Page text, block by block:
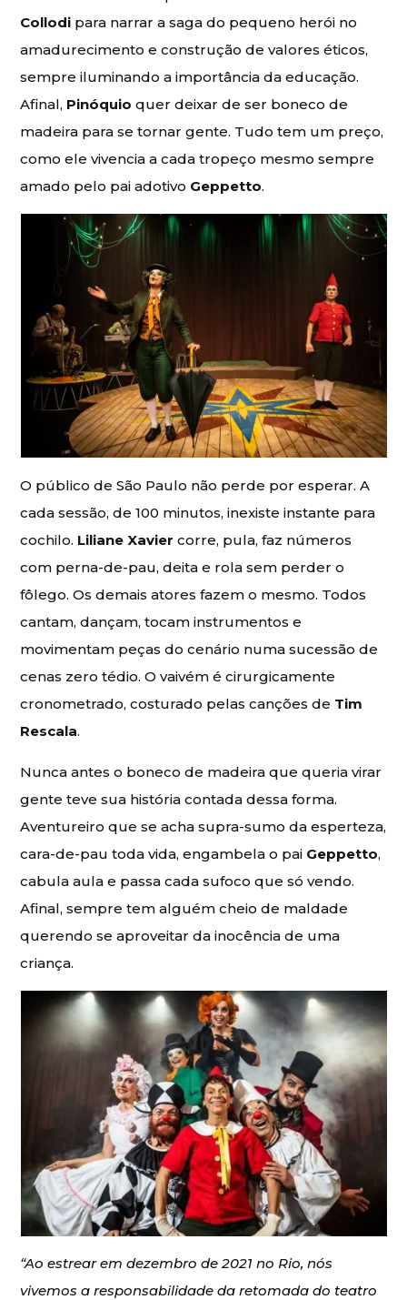
Collodi para narrar a saga do pequeno herói no
amadurecimento e construção de valores éticos,
sempre iluminando a importância da educação.
Afinal, Pinóquioquer deixar de ser boneco de
madeira para se tornar gente. Tudo tem um preço,
como ele vivencia a cada tropeço mesmo sempre
amado pelo pai adotivo Geppetto.
O público de São Paulo não perde por esperar. A
cada sessão, de 100 minutos, inexiste instante para
cochilo. Liliane Xavier corre, pula, faz números
com perna-de-pau, deita e rola sem perder o
fôlego. Os demais atores fazem o mesmo. Todos
cantam, dançam, tocam instrumentos e
movimentam peças do cenário numa sucessão de
cenas zero tédio. O vaivém é cirurgicamente
cronometrado, costurado pelas canções de Tim
Rescala.
Nunca antes o boneco de madeira que queria virar
gente teve sua história contada dessa forma.
Aventureiro que se acha supra-sumo da esperteza,
cara-de-pau toda vida, engambela o pai Geppetto,
cabula aula e passa cada sufoco que só vendo.
Afinal, sempre tem alguém cheio de maldade
querendo se aproveitar da inocência de uma
criança.
“Ao estrear em dezembro de 2021 no Rio, nós
vivemos a responsabilidade da retomada do teatro